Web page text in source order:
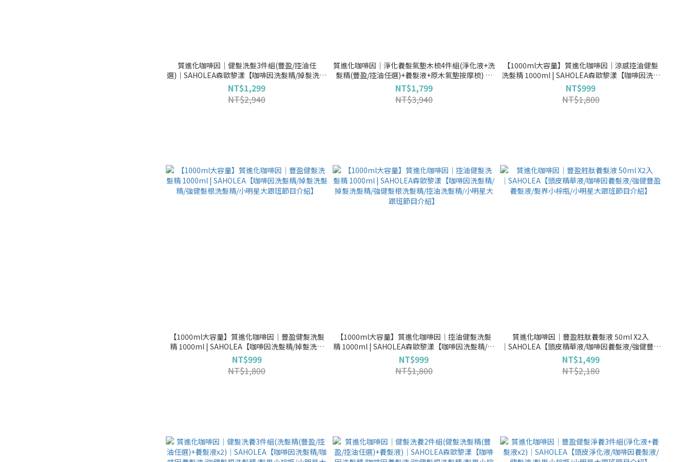
質進化咖啡因│健髮洗髮3件組(豐盈/控油任
選)│SAHOLEA森歐黎漾【咖啡因洗髮精/掉髮洗髮
精/強健髮根洗髮精/小明星大跟班節目介紹】
NT$1,299
NT$2,940
質進化咖啡因│淨化養髮氣墊木梳4件組(淨化液+洗
髮精(豐盈/控油任選)+養髮液+原木氣墊按摩梳) 淨
洗養 | SAHOLEA【咖啡因洗髮精/頭皮淨化液/強健
豐盈養髮液/髮界小棕瓶/小明星大跟班節目介紹】
NT$1,799
NT$3,940
【1000ml大容量】質進化咖啡因│涼感控油健髮
洗髮精 1000ml | SAHOLEA森歐黎漾【咖啡因洗髮
精/掉髮洗髮精/強健髮根洗髮精/控油洗髮精/涼感洗
髮精/小明星大跟班節目介紹】
NT$999
NT$1,800
【1000ml大容量】質進化咖啡因│豐盈健髮洗髮
精 1000ml | SAHOLEA【咖啡因洗髮精/掉髮洗髮
精/強健髮根洗髮精/小明星大跟班節目介紹】
NT$999
NT$1,800
【1000ml大容量】質進化咖啡因│控油健髮洗髮
精 1000ml | SAHOLEA森歐黎漾【咖啡因洗髮精/掉
髮洗髮精/強健髮根洗髮精/控油洗髮精/小明星大跟
班節目介紹】
NT$999
NT$1,800
質進化咖啡因│豐盈胜肽養髮液 50ml X2入
│SAHOLEA【頭皮精華液/咖啡因養髮液/強健豐盈
養髮液/髮界小棕瓶/小明星大跟班節目介紹】
NT$1,499
NT$2,180